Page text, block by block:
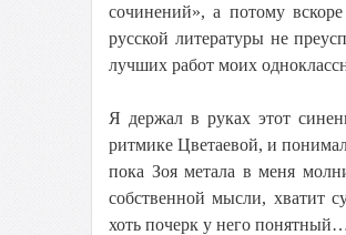
сочинений», а потому
русской литературы не
лучших работ моих
Я держал в руках этот
ритмике Цветаевой, и
пока Зоя метала в меня
собственной мысли, хватит
хоть почерк у него